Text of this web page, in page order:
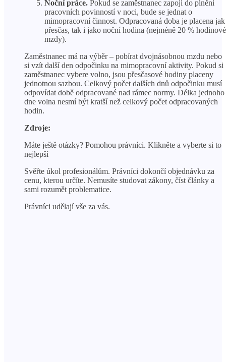
Noční práce. Pokud se zaměstnanec zapojí do plnění
pracovních povinností v noci, bude se jednat o
mimopracovní činnost. Odpracovaná doba je placena jak
přesčas, tak i jako noční hodina (nejméně 20 % hodinové
mzdy).
Zaměstnanec má na výběr – pobírat dvojnásobnou mzdu nebo
si vzít další den odpočinku na mimopracovní aktivity. Pokud si
zaměstnanec vybere volno, jsou přesčasové hodiny placeny
jednotnou sazbou. Celkový počet dalších dnů odpočinku musí
odpovídat době odpracované nad rámec normy. Délka jednoho
dne volna nesmí být kratší než celkový počet odpracovaných
hodin.
Zdroje:
Máte ještě otázky? Pomohou právníci. Klikněte a vyberte si to
nejlepší
Svěřte úkol profesionálům. Právníci dokončí objednávku za
cenu, kterou určíte. Nemusíte studovat zákony, číst články a
sami rozumět problematice.
Právníci udělají vše za vás.